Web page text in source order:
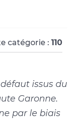
catégorie : 110
issus du
Garonne.
par le biais